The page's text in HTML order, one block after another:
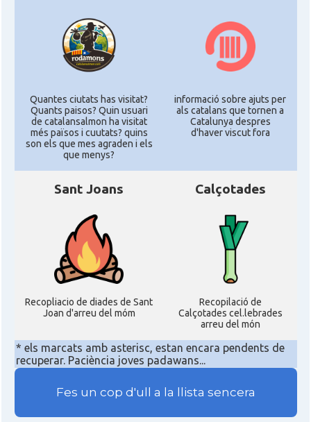
Quantes ciutats has visitat?
Quants paisos? Quin usuari
de catalansalmon ha visitat
més països i cuutats? quins
son els que mes agraden i els
que menys?
informació sobre ajuts per
als catalans que tornen a
Catalunya despres
d'haver viscut fora
Sant Joans
Recopliacio de diades de Sant
Joan d'arreu del móm
Calçotades
Recopilació de
Calçotades cel.lebrades
arreu del món
* els marcats amb asterisc, estan encara pendents de
recuperar. Paciència joves padawans...
Fes un cop d'ull a la llista sencera